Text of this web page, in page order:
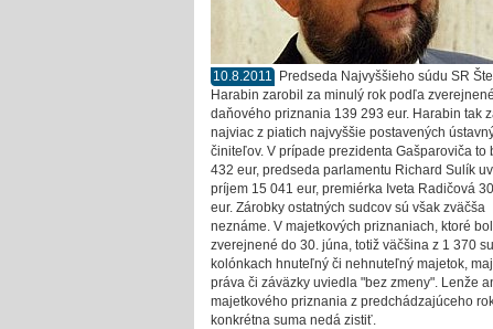
10.8.2011
Predseda Najvyššieho súdu SR
Harabin zarobil za minulý rok podľa
daňového priznania 139 293 eur. Harabin tak
najviac z piatich najvyššie postavených
činiteľov. V prípade prezidenta Gašparoviča to
432 eur, predseda parlamentu Richard Sulík
príjem 15 041 eur, premiérka Iveta Radičová
eur. Zárobky ostatných sudcov sú však zväčša
neznáme. V majetkových priznaniach, ktoré
zverejnené do 30. júna, totiž väčšina z 1 370
kolónkach hnuteľný či nehnuteľný majetok,
práva či záväzky uviedla "bez zmeny". Lenže
majetkového priznania z predchádzajúceho
konkrétna suma nedá zistiť.